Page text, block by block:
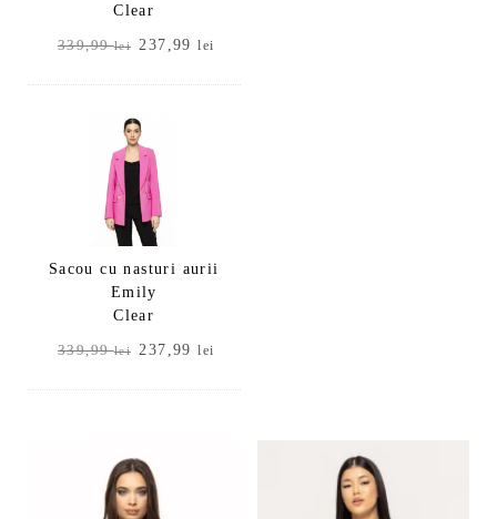
Clear
339,99lei
Prețul
a
339,99 lei.
237,99lei
este:
Sacou cu nasturi aurii
Emily
Clear
339,99lei
Prețul
a
237,99lei
este: